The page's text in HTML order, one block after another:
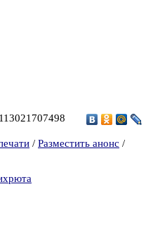
/ Разместить анонс /